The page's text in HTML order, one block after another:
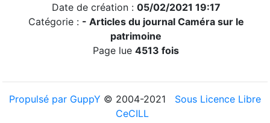
Date de création : 05/02/2021 19:17
Catégorie : - Articles du journal Caméra sur le
patrimoine
Page lue 4513 fois
Propulsé par GuppY © 2004-2021
Sous Licence Libre
CeCILL